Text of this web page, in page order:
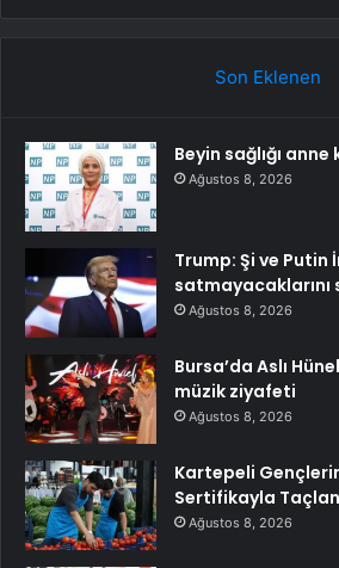
Son Eklenen
Beyin sağlığı
Ağustos 8, 2026
Trump: Şi ve Putin
satmayacaklarını
Ağustos 8, 2026
Bursa’da Aslı
müzik ziyafeti
Ağustos 8, 2026
Kartepeli
Sertifikayla
Ağustos 8, 2026